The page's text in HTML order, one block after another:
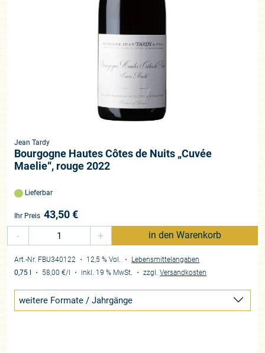
Jean Tardy
Bourgogne Hautes Côtes de Nuits „Cuvée
Maelie“, rouge 2022
Lieferbar
Ihr Preis 43,50€
-
+ in den Warenkorb
Art.-Nr. FBU340122 ・ 12,5 % Vol. ・ Lebensmittelangaben
0,75 l
・ 58,00 €/l ・ inkl. 19 % MwSt. ・zzgl.Versandkosten
weitere Formate / Jahrgänge